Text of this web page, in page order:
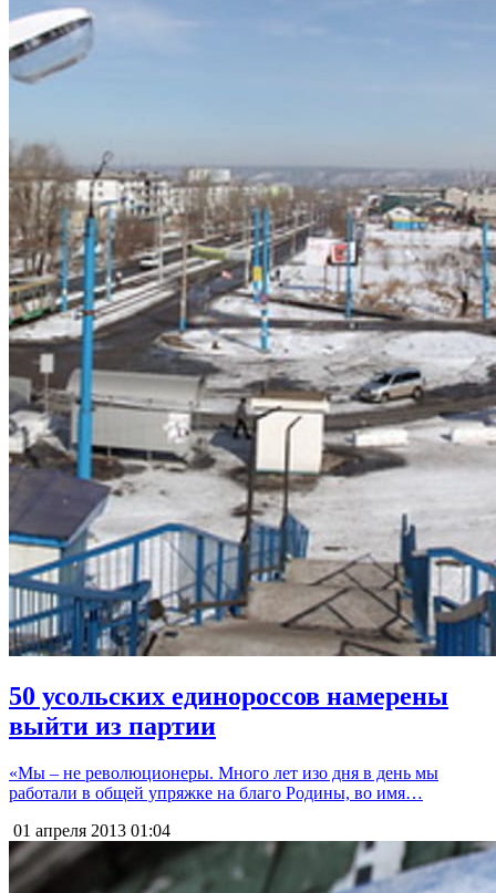
50 усольских единороссов намерены
выйти из партии
«Мы – не революционеры. Много лет изо дня в день мы
работали в общей упряжке на благо Родины, во имя…
01 апреля 2013 01:04